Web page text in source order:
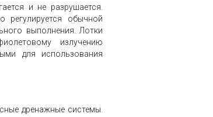
и не разрушается.
регулируется обычной
выполнения. Лотки
излучению
для использования
дренажные системы.